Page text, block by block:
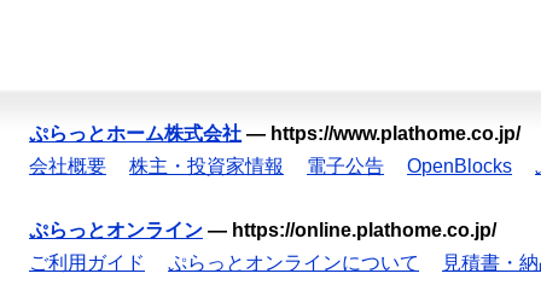
ぷらっとホーム株式会社 — https://www.plathome.co.jp/
会社概要
株主・投資家情報 電子公告 OpenBlocks
ぷらっとオンライン — https://online.plathome.co.jp/
ご利用ガイド
ぷらっとオンラインについて
見積書・